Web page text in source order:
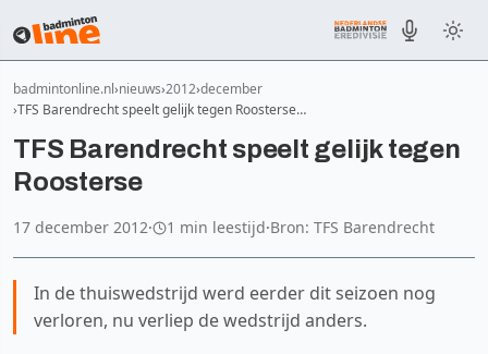
badmintonline.nl nieuws 2012 december
TFS Barendrecht speelt gelijk tegen Roosterse…
TFS Barendrecht speelt gelijk tegen
Roosterse
17 december 2012· 1 min leestijd·Bron: TFS Barendrecht
In de thuiswedstrijd werd eerder dit seizoen nog
verloren, nu verliep de wedstrijd anders.